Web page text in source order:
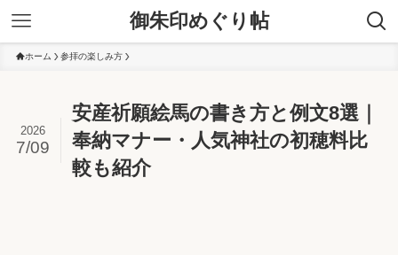
御朱印めぐり帖
ホーム 参拝の楽しみ方
安産祈願絵馬の書き方と例文8選｜
奉納マナー・人気神社の初穂料比
較も紹介
2026
7/09